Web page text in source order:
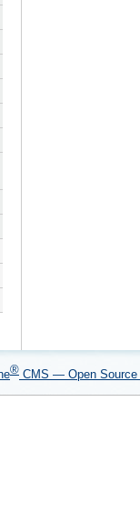
® CMS — Open Source